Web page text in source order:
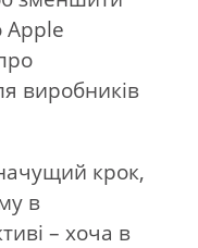
Apple
виробників
крок,
в
– хоча в